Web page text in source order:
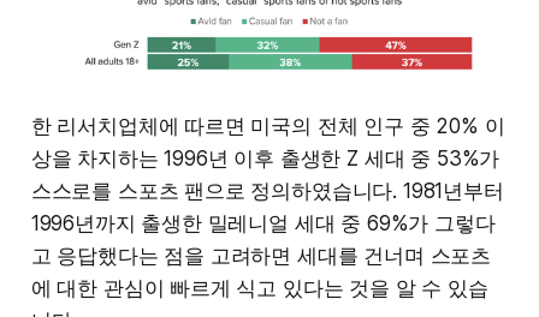
한 리서치업체에 따르면 미국의 전체 인구 중 20% 이
상을 차지하는 1996년 이후 출생한 Z 세대 중 53%가
스스로를 스포츠 팬으로 정의하였습니다. 1981년부터
1996년까지 출생한 밀레니얼 세대 중 69%가 그렇다
고 응답했다는 점을 고려하면 세대를 건너며 스포츠
에 대한 관심이 빠르게 식고 있다는 것을 알 수 있습